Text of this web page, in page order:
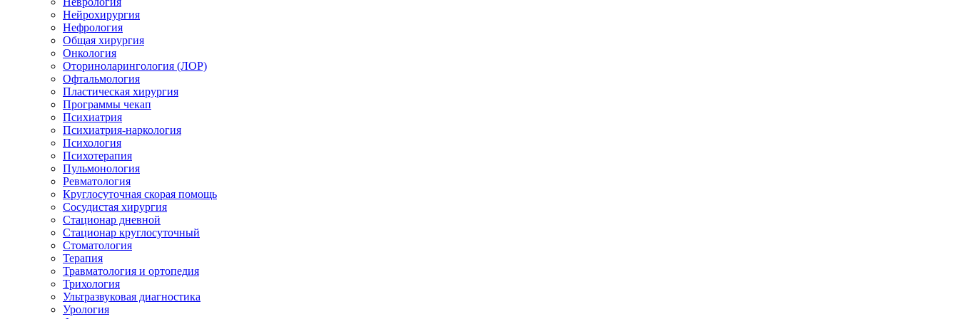
Нейрохирургия
Нефрология
Общая хирургия
Онкология
Оториноларингология (ЛОР)
Офтальмология
Пластическая хирургия
Программы чекап
Психиатрия
Психиатрия-наркология
Психология
Психотерапия
Пульмонология
Ревматология
Круглосуточная скорая помощь
Сосудистая хирургия
Стационар дневной
Стационар круглосуточный
Стоматология
Терапия
Травматология и ортопедия
Трихология
Ультразвуковая диагностика
Урология